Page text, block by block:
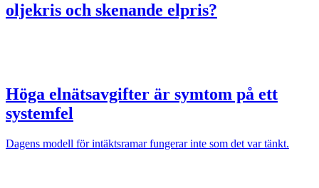
oljekris och skenande elpris?
Höga elnätsavgifter är symtom på ett
systemfel
Dagens modell för intäktsramar fungerar inte som det var tänkt.